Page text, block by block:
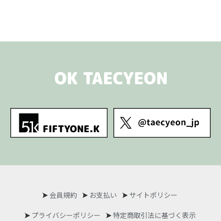
会員規約 お支払い サイトポリシー
プライバシーポリシー 特定商取引法に基づく表示